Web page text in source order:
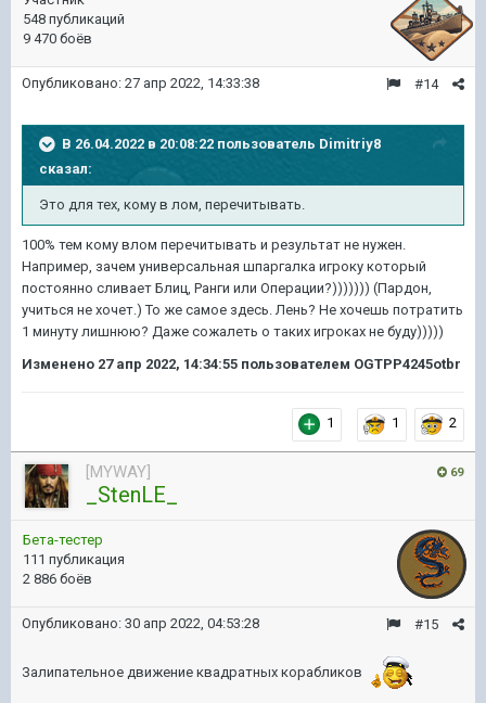
548 публикаций
9 470 боёв
#14
Опубликовано: 27 апр 2022, 14:33:38
В 26.04.2022 в 20:08:22 пользователь Dimitriy8
сказал:
Это для тех, кому в лом, перечитывать.
100% тем кому влом перечитывать и результат не нужен.
Например, зачем универсальная шпаргалка игроку который
постоянно сливает Блиц, Ранги или Операции?))))))) (Пардон,
учиться не хочет.) То же самое здесь. Лень? Не хочешь потратить
1 минуту лишнюю? Даже сожалеть о таких игроках не буду)))))
Изменено 27 апр 2022, 14:34:55 пользователем OGTPP4245otbr
1 1 2
69
[MYWAY]
_StenLE_
Бета-тестер
111 публикация
2 886 боёв
#15
Опубликовано: 30 апр 2022, 04:53:28
Залипательное движение квадратных корабликов